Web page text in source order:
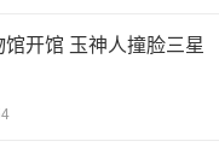
讯、爱奇艺、优酷
、铁血网、爱卡
开馆 玉神人撞脸三星